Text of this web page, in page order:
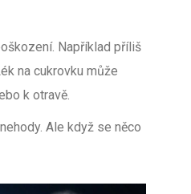
Například příliš
na cukrovku může
k otravě.
Ale když se něco